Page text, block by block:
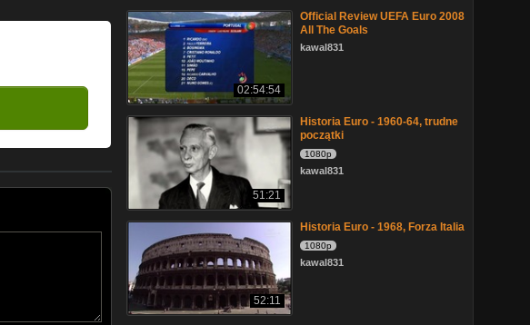
02:54:54
Official Review UEFA Euro 2008
All The Goals
kawal831
51:21
Historia Euro - 1960-64, trudne
początki
1080p
kawal831
52:11
Historia Euro - 1968, Forza Italia
1080p
kawal831